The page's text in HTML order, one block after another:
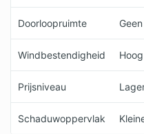
Doorloopruimte Geen
Windbestendigheid Hoog
Prijsniveau
Schaduwoppervlak